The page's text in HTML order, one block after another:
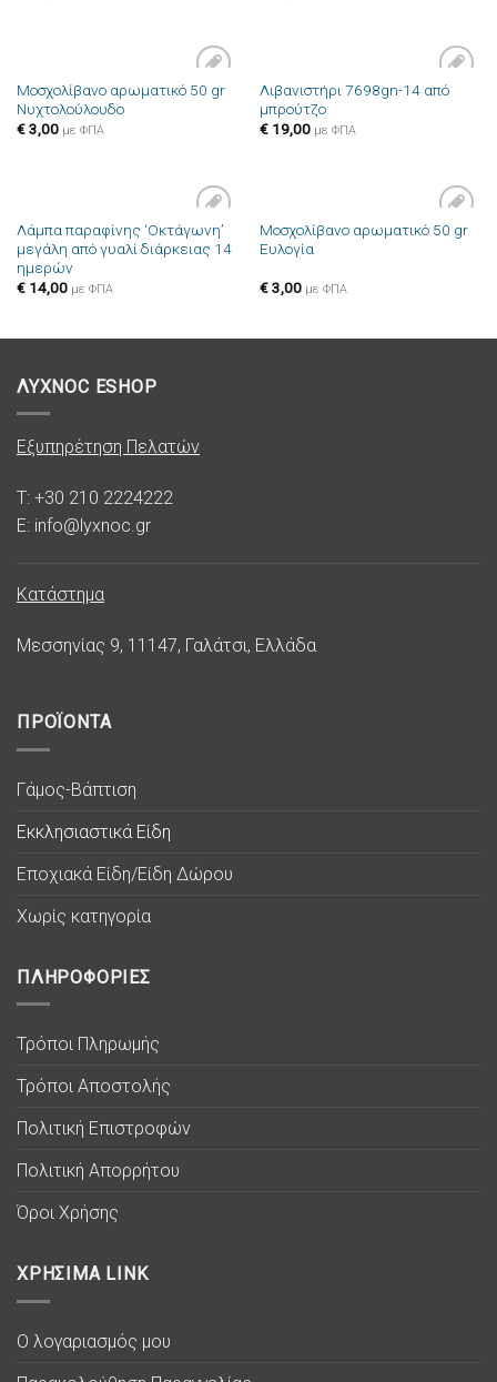
Πρόσθήκη
Μοσχολίβανο αρωματικό 50 gr
Νυχτολούλουδο
€3,00 με ΦΠΑ
Πρόσθήκη
Λιβανιστήρι 7698gn-14 από
μπρούτζο
€19,00 με ΦΠΑ
Πρόσθήκη
στην λίστα
Λάμπα παραφίνης ‘Οκτάγωνη’
μεγάλη από γυαλί διάρκειας 14
ημερών
€14,00 με ΦΠΑ
Πρόσθήκη
Μοσχολίβανο αρωματικό 50 gr
Ευλογία
€3,00 με ΦΠΑ
ΛΥΧΝΟC ESHOP
Εξυπηρέτηση Πελατών
T: +30 210 2224222
E: info@lyxnoc.gr
Κατάστημα
Μεσσηνίας 9, 11147, Γαλάτσι, Ελλάδα
ΠΡΟΪΟΝΤΑ
Γάμος-Βάπτιση
Εκκλησιαστικά Είδη
Εποχιακά Είδη/Είδη Δώρου
Χωρίς κατηγορία
ΠΛΗΡΟΦΟΡΙΕΣ
Τρόποι Πληρωμής
Τρόποι Αποστολής
Πολιτική Επιστροφών
Πολιτική Απορρήτου
Όροι Χρήσης
ΧΡΗΣΙΜΑ LINK
Ο λογαριασμός μου